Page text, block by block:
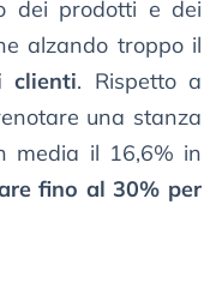
dei prodotti e dei
alzando troppo il
clienti. Rispetto a
una stanza
media il 16,6% in
fino al 30% per